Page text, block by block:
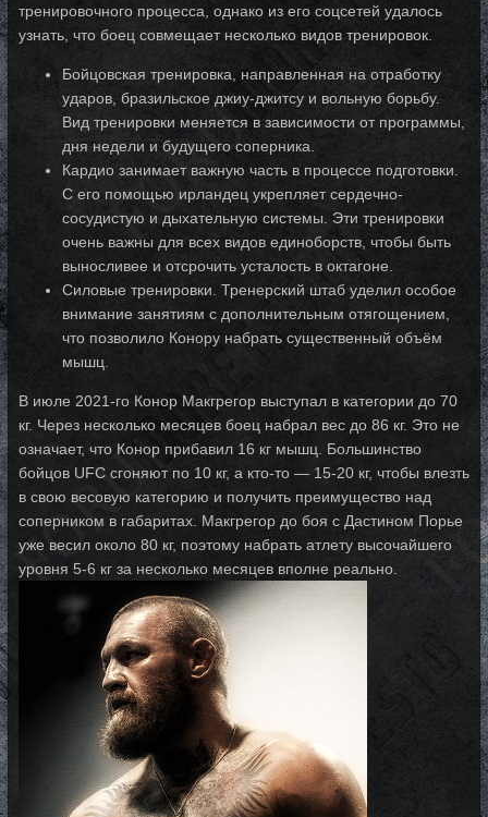
тренировочного процесса, однако из его соцсетей удалось
узнать, что боец совмещает несколько видов тренировок.
Бойцовская тренировка, направленная на отработку
ударов, бразильское джиу-джитсу и вольную борьбу.
Вид тренировки меняется в зависимости от программы,
дня недели и будущего соперника.
Кардио занимает важную часть в процессе подготовки.
С его помощью ирландец укрепляет сердечно-
сосудистую и дыхательную системы. Эти тренировки
очень важны для всех видов единоборств, чтобы быть
выносливее и отсрочить усталость в октагоне.
Силовые тренировки. Тренерский штаб уделил особое
внимание занятиям с дополнительным отягощением,
что позволило Конору набрать существенный объём
мышц.
В июле 2021-го Конор Макгрегор выступал в категории до 70
кг. Через несколько месяцев боец набрал вес до 86 кг. Это не
означает, что Конор прибавил 16 кг мышц. Большинство
бойцов UFC сгоняют по 10 кг, а кто-то — 15-20 кг, чтобы влезть
в свою весовую категорию и получить преимущество над
соперником в габаритах. Макгрегор до боя с Дастином Порье
уже весил около 80 кг, поэтому набрать атлету высочайшего
уровня 5-6 кг за несколько месяцев вполне реально.